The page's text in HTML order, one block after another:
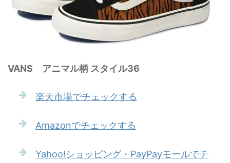
VANS アニマル柄 スタイル36
楽天市場でチェックする
Amazonでチェックする
Yahoo!ショッピング・PayPayモールでチ